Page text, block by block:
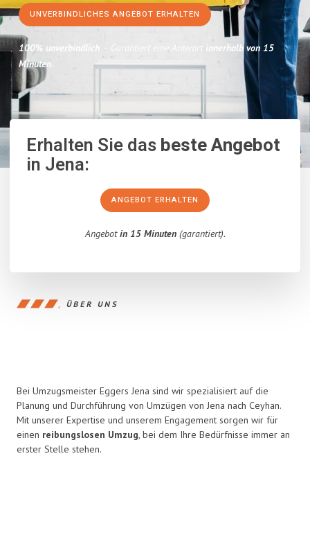
UNVERBINDLICHES ANGEBOT ERHALTEN
100% unverbindlich – Garantiert eine Antwort innerhalb von 15
Minuten.
Erhalten Sie dasbeste Angebot
in Jena:
ANGEBOT ERHALTEN
Angebotin 15 Minuten(garantiert).
ÜBER UNS
Bei Umzugsmeister Eggers Jena sind wir spezialisiert auf die
Planung und Durchführung von Umzügen von Jena nach Ceyhan.
Mit unserer Expertise und unserem Engagement sorgen wir für
einen reibungslosen Umzug, bei dem Ihre Bedürfnisse immer an
erster Stelle stehen.